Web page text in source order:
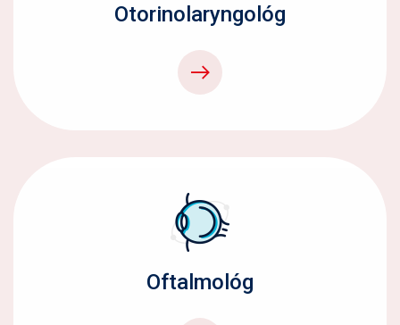
Otorinolaryngológ
Oftalmológ